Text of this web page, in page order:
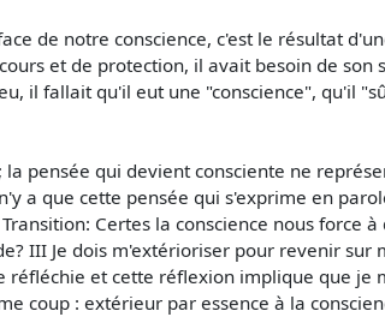
de notre conscience, c'est le résultat
et de protection, il avait besoin de son
il fallait qu'il eut une "conscience", qu'il
pensée qui devient consciente ne
a que cette pensée qui s'exprime en
Certes la conscience nous force
III Je dois m'extérioriser pour revenir sur
et cette réflexion implique que je
coup : extérieur par essence à la